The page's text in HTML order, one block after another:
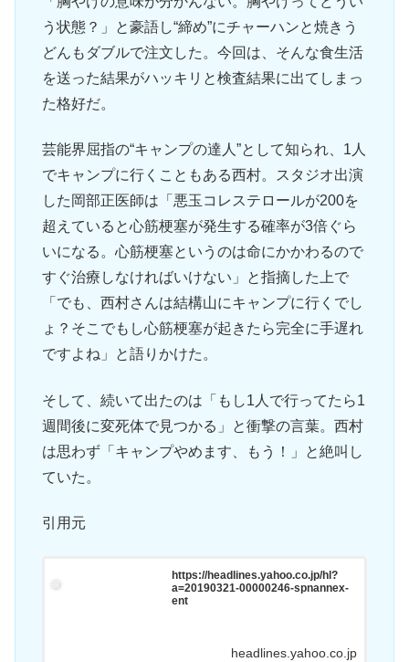
う状態？」と豪語し“締め”にチャーハンと焼きう
どんもダブルで注文した。今回は、そんな食生活
を送った結果がハッキリと検査結果に出てしまっ
た格好だ。
芸能界屈指の“キャンプの達人”として知られ、1人
でキャンプに行くこともある西村。スタジオ出演
した岡部正医師は「悪玉コレステロールが200を
超えていると心筋梗塞が発生する確率が3倍ぐら
いになる。心筋梗塞というのは命にかかわるので
すぐ治療しなければいけない」と指摘した上で
「でも、西村さんは結構山にキャンプに行くでし
ょ？そこでもし心筋梗塞が起きたら完全に手遅れ
ですよね」と語りかけた。
そして、続いて出たのは「もし1人で行ってたら1
週間後に変死体で見つかる」と衝撃の言葉。西村
は思わず「キャンプやめます、もう！」と絶叫し
ていた。
引用元
https://headlines.yahoo.co.jp/hl?
a=20190321-00000246-spnannex-
ent
headlines.yahoo.co.jp